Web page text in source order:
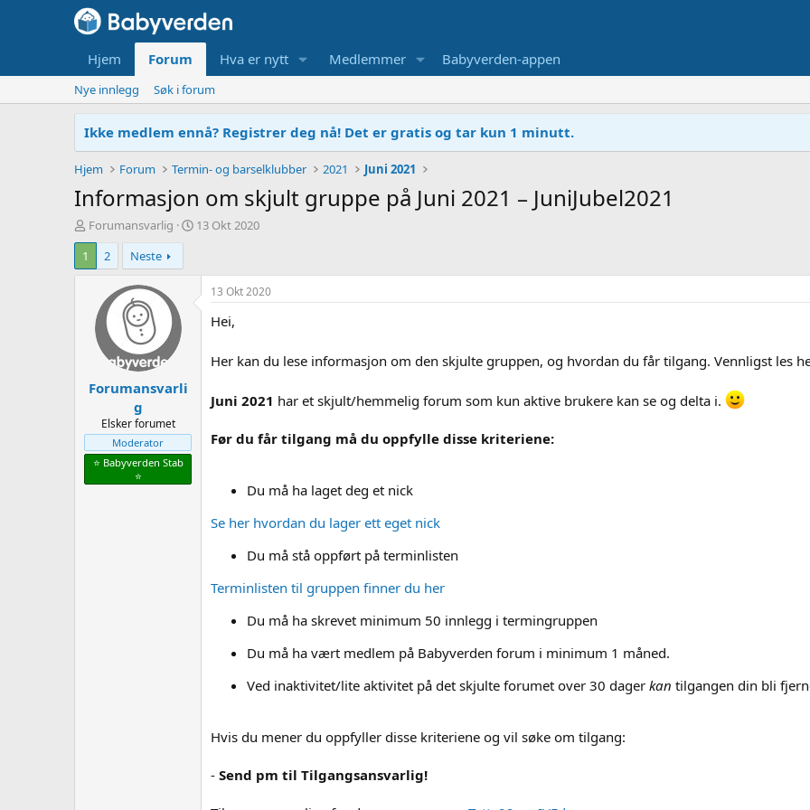
Hjem Forum Hva er nytt Medlemmer Babyverden-appen
Nye innlegg Søk i forum
Ikke medlem ennå? Registrer deg nå! Det er gratis og tar kun 1 minutt.
Hjem Forum Termin- og barselklubber 2021 Juni 2021
Informasjon om skjult gruppe på Juni 2021 – JuniJubel2021
T
r
d
r
Forumansvarlig
O
t
13 Okt 2020
1
2 Neste
Forumansvarli
g
Elsker forumet
Moderator
⭐️ Babyverden Stab
⭐️
13 Okt 2020
Hei,
Her kan du lese informasjon om den skjulte gruppen, og hvordan du får tilgang. Vennligst les
Juni 2021 har et skjult/hemmelig forum som kun aktive brukere kan se og delta i.
Før du får tilgang må du oppfylle disse kriteriene:
Du må ha laget deg et nick
Se her hvordan du lager ett eget nick
Du må stå oppført på terminlisten
Terminlisten til gruppen finner du her
Du må ha skrevet minimum 50 innlegg i termingruppen
Du må ha vært medlem på Babyverden forum i minimum 1 måned.
Ved inaktivitet/lite aktivitet på det skjulte forumet over 30 dager kan tilgangen din bli
Hvis du mener du oppfyller disse kriteriene og vil søke om tilgang:
- Send pm til Tilgangsansvarlig!